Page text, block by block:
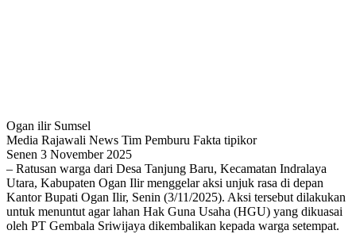
Ogan ilir Sumsel
Media Rajawali News Tim Pemburu Fakta tipikor
Senen 3 November 2025
– Ratusan warga dari Desa Tanjung Baru, Kecamatan Indralaya
Utara, Kabupaten Ogan Ilir menggelar aksi unjuk rasa di depan
Kantor Bupati Ogan Ilir, Senin (3/11/2025). Aksi tersebut dilakukan
untuk menuntut agar lahan Hak Guna Usaha (HGU) yang dikuasai
oleh PT Gembala Sriwijaya dikembalikan kepada warga setempat.